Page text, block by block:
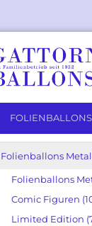
Solid Color
Herz Ballons
Runde Ballons
Folienballons
Folienballons
Comic Figuren
Limited Edition